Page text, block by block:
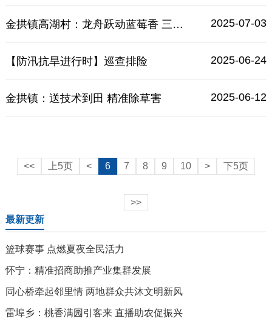
金拱镇高湖村：龙舟跃动蓝莓香 三产融合绘就乡村振兴新画卷 2025-07-03
【防汛抗旱进行时】巡查排险 2025-06-24
金拱镇：送技术到田 精准除草害 2025-06-12
<< 上5页 < 6 7 8 9 10 > 下5页
>>
最新更新
篮球赛事 点燃夏夜全民活力
怀宁：精准招商助推产业集群发展
同心桥牵起邻里情 两地群众共沐文明新风
雷埠乡：桃香满园引客来 直播助农促振兴